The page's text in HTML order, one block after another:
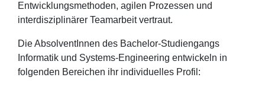
Entwicklungsmethoden, agilen Prozessen und
interdisziplinärer Teamarbeit vertraut.
Die AbsolventInnen des Bachelor-Studiengangs
Informatik und Systems-Engineering entwickeln in
folgenden Bereichen ihr individuelles Profil: